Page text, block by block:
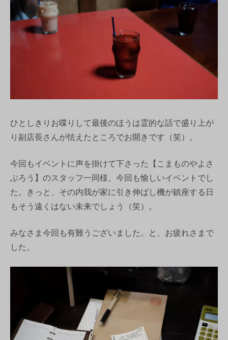
ひとしきりお喋りして最後のほうは霊的な話で盛り上が
り副店長さんが怯えたところでお開きです（笑）。
今回もイベントに声を掛けて下さった【こまものやよさ
ぶろう】のスタッフ一同様、今回も愉しいイベントでし
た。きっと、その内我が家に引き伸ばし機が鎮座する日
もそう遠くはない未来でしょう（笑）。
みなさま今回も有難うございました。と、お疲れさまで
した。